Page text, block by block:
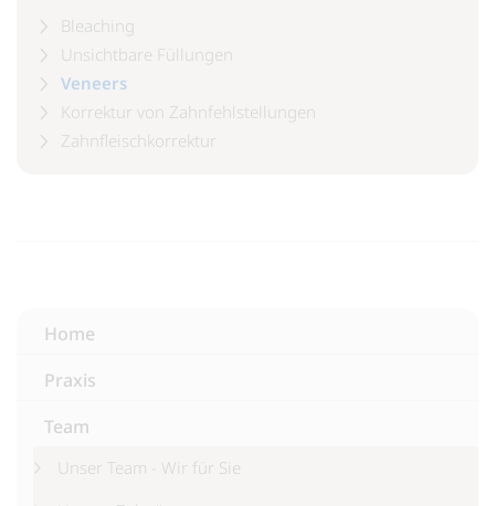
Bleaching
Unsichtbare Füllungen
Veneers
Korrektur von Zahnfehlstellungen
Zahnfleischkorrektur
Home
Praxis
Team
Unser Team - Wir für Sie